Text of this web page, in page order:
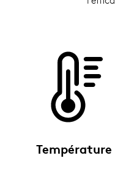
Température